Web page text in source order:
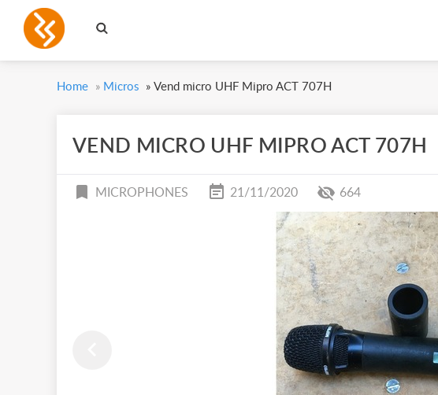
Home » Micros » Vend micro UHF Mipro ACT 707H
VEND MICRO UHF MIPRO ACT 707H
MICROPHONES 21/11/2020 664